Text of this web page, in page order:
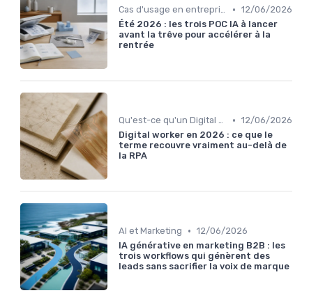
Cas d'usage en entreprise • 12/06/2026
Été 2026 : les trois POC IA à lancer
avant la trêve pour accélérer à la
rentrée
Qu'est-ce qu'un Digital Worker ? • 12/06/2026
Digital worker en 2026 : ce que le
terme recouvre vraiment au-delà de
la RPA
AI et Marketing • 12/06/2026
IA générative en marketing B2B : les
trois workflows qui génèrent des
leads sans sacrifier la voix de marque